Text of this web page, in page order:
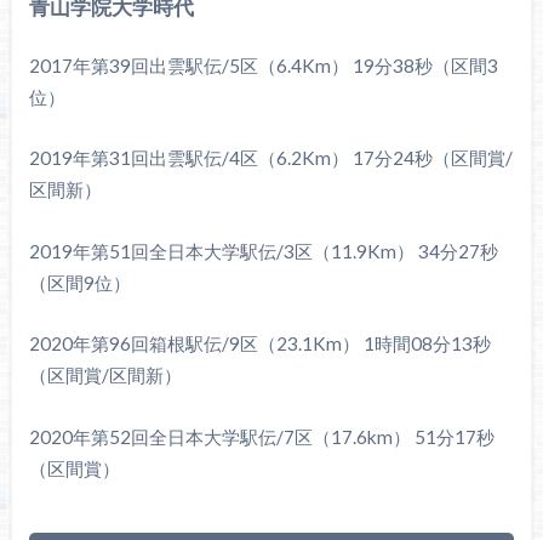
青山学院大学時代
2017年第39回出雲駅伝/5区（6.4Km） 19分38秒（区間3
位）
2019年第31回出雲駅伝/4区（6.2Km） 17分24秒（区間賞/
区間新）
2019年第51回全日本大学駅伝/3区（11.9Km） 34分27秒
（区間9位）
2020年第96回箱根駅伝/9区（23.1Km） 1時間08分13秒
（区間賞/区間新）
2020年第52回全日本大学駅伝/7区（17.6km） 51分17秒
（区間賞）